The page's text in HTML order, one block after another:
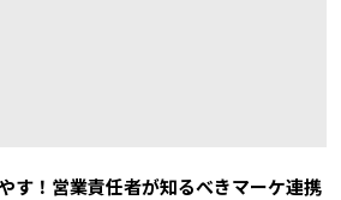
す！営業責任者が知るべきマーケ連携